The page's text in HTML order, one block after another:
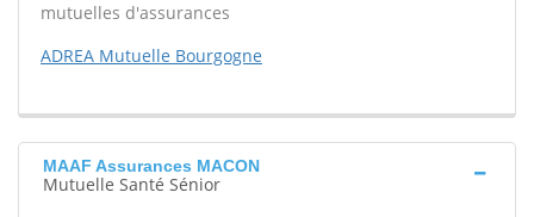
mutuelles d'assurances
ADREA Mutuelle Bourgogne
MAAF Assurances MACON
Mutuelle Santé Sénior